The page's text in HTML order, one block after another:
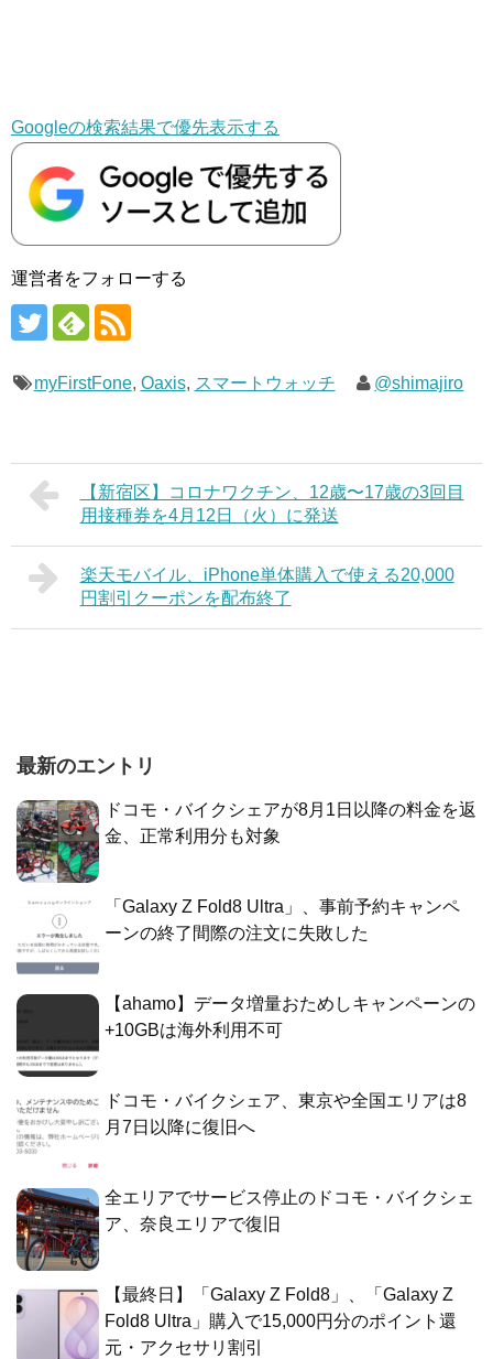
Googleの検索結果で優先表示する
運営者をフォローする
myFirstFone, Oaxis, スマートウォッチ @shimajiro
【新宿区】コロナワクチン、12歳〜17歳の3回目
用接種券を4月12日（火）に発送
楽天モバイル、iPhone単体購入で使える20,000
円割引クーポンを配布終了
最新のエントリ
ドコモ・バイクシェアが8月1日以降の料金を返
金、正常利用分も対象
「Galaxy Z Fold8 Ultra」、事前予約キャンペ
ーンの終了間際の注文に失敗した
【ahamo】データ増量おためしキャンペーンの
+10GBは海外利用不可
ドコモ・バイクシェア、東京や全国エリアは8
月7日以降に復旧へ
全エリアでサービス停止のドコモ・バイクシェ
ア、奈良エリアで復旧
【最終日】「Galaxy Z Fold8」、「Galaxy Z
Fold8 Ultra」購入で15,000円分のポイント還
元・アクセサリ割引